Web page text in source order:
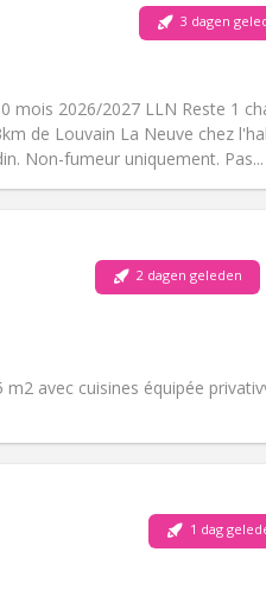
3 dagen
mois 2026/2027 LLN Reste 1
de Louvain La Neuve chez
Non-fumeur uniquement. Pas...
Andere
Sfeer:Rustig
Huisdieren:Nee
2 dagen geleden
avec cuisines équipée
Huisdieren:Nee
1 dag
Huisdieren:Nee